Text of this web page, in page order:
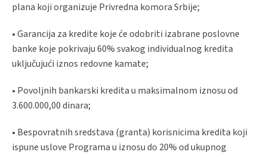
plana koji organizuje Privredna komora Srbije;
• Garancija za kredite koje će odobriti izabrane poslovne
banke koje pokrivaju 60% svakog individualnog kredita
uključujući iznos redovne kamate;
• Povoljnih bankarski kredita u maksimalnom iznosu od
3.600.000,00 dinara;
• Bespovratnih sredstava (granta) korisnicima kredita koji
ispune uslove Programa u iznosu do 20% od ukupnog